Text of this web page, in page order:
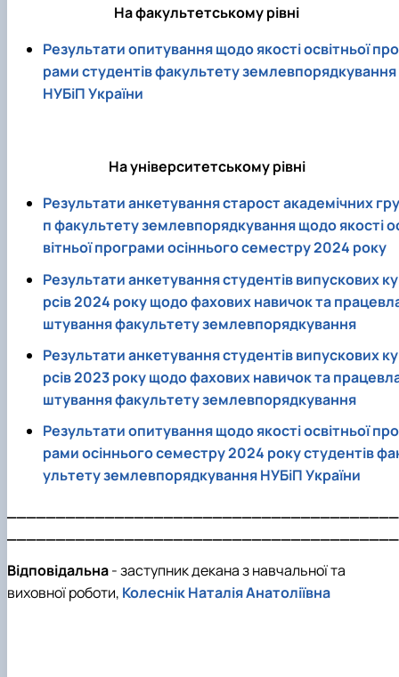
На факультетському рівні
Результати опитування щодо якості освітньої
рами студентів факультету землевпорядкування
НУБіП України
На університетському рівні
Результати анкетування старост академічних гру
п факультету землевпорядкування щодо якості
вітньої програми осіннього семестру 2024 року
Результати анкетування студентів випускових ку
рсів 2024 року щодо фахових навичок та
штування факультету землевпорядкування
Результати анкетування студентів випускових ку
рсів 2023 року щодо фахових навичок та
штування факультету землевпорядкування
Результати опитування щодо якості освітньої
рами осіннього семестру 2024 року студентів
ультету землевпорядкування НУБіП України
Відповідальна- заступник декана з навчальної та
виховної роботи, Колеснік Наталія Анатоліївна